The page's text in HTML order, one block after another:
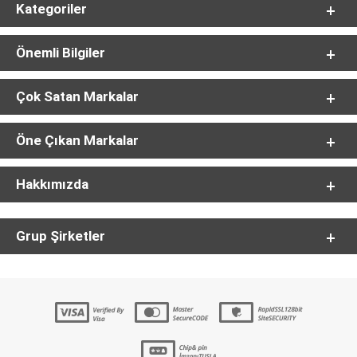
Kategoriler
Önemli Bilgiler
Çok Satan Markalar
Öne Çıkan Markalar
Hakkımızda
Grup Şirketler